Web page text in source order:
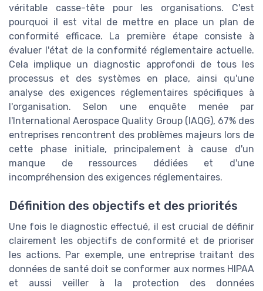
véritable casse-tête pour les organisations. C'est
pourquoi il est vital de mettre en place un plan de
conformité efficace. La première étape consiste à
évaluer l'état de la conformité réglementaire actuelle.
Cela implique un diagnostic approfondi de tous les
processus et des systèmes en place, ainsi qu'une
analyse des exigences réglementaires spécifiques à
l'organisation. Selon une enquête menée par
l'International Aerospace Quality Group (IAQG), 67% des
entreprises rencontrent des problèmes majeurs lors de
cette phase initiale, principalement à cause d'un
manque de ressources dédiées et d'une
incompréhension des exigences réglementaires.
Définition des objectifs et des priorités
Une fois le diagnostic effectué, il est crucial de définir
clairement les objectifs de conformité et de prioriser
les actions. Par exemple, une entreprise traitant des
données de santé doit se conformer aux normes HIPAA
et aussi veiller à la protection des données